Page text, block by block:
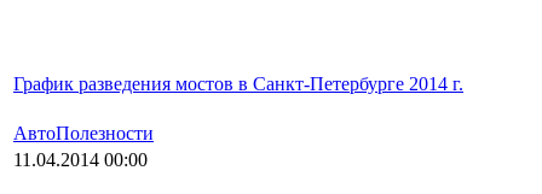
График разведения мостов в Санкт-Петербурге 2014 г.
АвтоПолезности
11.04.2014 00:00